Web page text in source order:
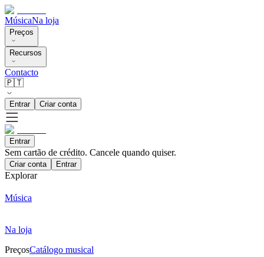
MúsicaNa loja
Preços
Recursos
Contacto
🇵🇹
Entrar Criar conta
Entrar
Sem cartão de crédito. Cancele quando quiser.
Criar conta Entrar
Explorar
Música
Na loja
PreçosCatálogo musical